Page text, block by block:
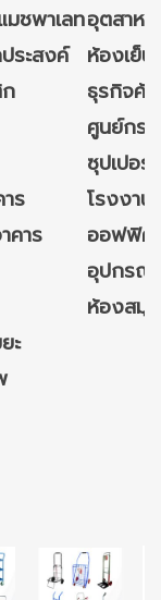
ชพาเลทอุตสาหก
ระสงค์
ห้องเย็
ธุรกิจค้
ศูนย์กร
ซุปเปอ
ร
โรงงา
คาร
ออฟฟิศ/
อุปกรณ์
ห้องสมุ
ะ